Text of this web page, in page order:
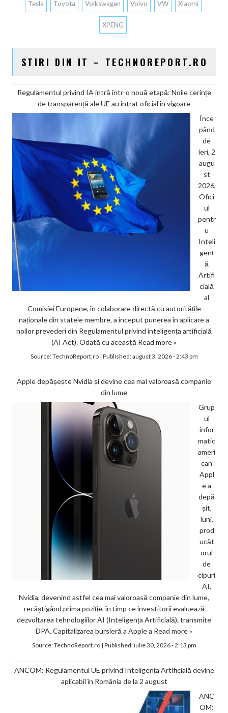
Tesla Toyota Volkswagen Volvo VW Xiaomi
XPENG
STIRI DIN IT – TECHNOREPORT.RO
Regulamentul privind IA intră într-o nouă etapă: Noile cerințe
de transparență ale UE au intrat oficial în vigoare
Înce
pând
de
ieri, 2
augu
st
2026,
Ofici
ul
pentr
u
Inteli
genț
ă
Artifi
cială
al
Comisiei Europene, în colaborare directă cu autoritățile
naționale din statele membre, a început punerea în aplicare a
noilor prevederi din Regulamentul privind inteligența artificială
(AI Act). Odată cu această Read more »
Source:TechnoReport.ro| Published:august 3, 2026 - 2:43 pm
Apple depășește Nvidia și devine cea mai valoroasă companie
din lume
Grup
ul
infor
matic
ameri
can
Appl
e a
depă
șit,
luni,
prod
ucăt
orul
de
cipuri
AI,
Nvidia, devenind astfel cea mai valoroasă companie din lume,
recâștigând prima poziție, în timp ce investitorii evaluează
dezvoltarea tehnologiilor AI (Inteligența Artificială), transmite
DPA. Capitalizarea bursieră a Apple a Read more »
Source:TechnoReport.ro| Published:iulie 30, 2026 - 2:13 pm
ANCOM: Regulamentul UE privind Inteligența Artificială devine
aplicabil în România de la 2 august
ANC
OM: